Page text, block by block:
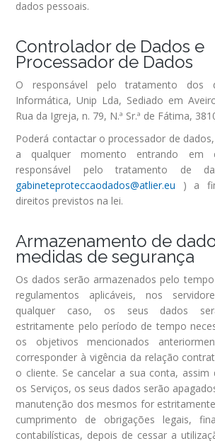
dados pessoais.
Controlador de Dados e
Processador de Dados
O responsável pelo tratamento dos
Informática, Unip Lda, Sediado em
Rua da Igreja, n. 79, N.ª Sr.ª de Fátima,
Poderá contactar o processador de
a qualquer momento entrando em
responsável pelo tratamento de
gabineteproteccaodados@atlier.eu ) a
direitos previstos na lei.
Armazenamento de
medidas de segurança
Os dados serão armazenados pelo
regulamentos aplicáveis, nos
qualquer caso, os seus dados
estritamente pelo período de tempo
os objetivos mencionados
corresponder à vigência da relação
o cliente. Se cancelar a sua conta, assim
os Serviços, os seus dados serão
manutenção dos mesmos for
cumprimento de obrigações legais,
contabilísticas, depois de cessar a